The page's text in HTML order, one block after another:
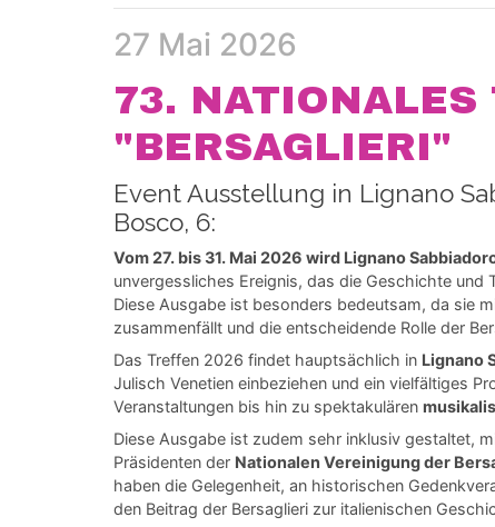
27 Mai 2026
73. NATIONALES
"BERSAGLIERI"
Event Ausstellung in Lignano
Bosco, 6:
Vom 27. bis 31. Mai 2026 wird Lignano
unvergessliches Ereignis, das die Geschichte und
Diese Ausgabe ist besonders bedeutsam, da sie
zusammenfällt und die entscheidende Rolle der
Das Treffen 2026 findet hauptsächlich in Lignano
Julisch Venetien einbeziehen und ein vielfältiges
Veranstaltungen bis hin zu spektakulären
Diese Ausgabe ist zudem sehr inklusiv gestaltet,
Präsidenten der Nationalen Vereinigung der
haben die Gelegenheit, an historischen
den Beitrag der Bersaglieri zur italienischen